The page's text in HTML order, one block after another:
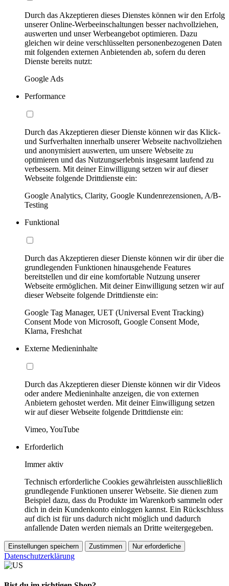
Durch das Akzeptieren dieses Dienstes können wir den Erfolg
unserer Online-Werbeeinschaltungen besser nachvollziehen,
auswerten und unser Werbeangebot optimieren. Dazu
gleichen wir deine verschlüsselten personenbezogenen Daten
mit folgenden externen Anbietenden ab, sofern du deren
Dienste bereits nutzt:
Google Ads
Performance
Durch das Akzeptieren dieser Dienste können wir das Klick-
und Surfverhalten innerhalb unserer Webseite nachvollziehen
und anonymisiert auswerten, um unsere Webseite zu
optimieren und das Nutzungserlebnis insgesamt laufend zu
verbessern. Mit deiner Einwilligung setzen wir auf dieser
Webseite folgende Drittdienste ein:
Google Analytics, Clarity, Google Kundenrezensionen, A/B-
Testing
Funktional
Durch das Akzeptieren dieser Dienste können wir dir über die
grundlegenden Funktionen hinausgehende Features
bereitstellen und dir eine komfortable Nutzung unserer
Webseite ermöglichen. Mit deiner Einwilligung setzen wir auf
dieser Webseite folgende Drittdienste ein:
Google Tag Manager, UET (Universal Event Tracking)
Consent Mode von Microsoft, Google Consent Mode,
Klarna, Freshchat
Externe Medieninhalte
Durch das Akzeptieren dieser Dienste können wir dir Videos
oder andere Medieninhalte anzeigen, die von externen
Anbietern gehostet werden. Mit deiner Einwilligung setzen
wir auf dieser Webseite folgende Drittdienste ein:
Vimeo, YouTube
Erforderlich
Immer aktiv
Technisch erforderliche Cookies gewährleisten ausschließlich
grundlegende Funktionen unserer Webseite. Sie dienen zum
Beispiel dazu, dass du Produkte im Warenkorb sammeln oder
dich in dein Kundenkonto einloggen kannst. Ein Rückschluss
auf dich ist für uns dadurch nicht möglich und dadurch
anfallende Daten werden niemals an Dritte weitergegeben.
Einstellungen speichern Zustimmen Nur erforderliche
Datenschutzerklärung